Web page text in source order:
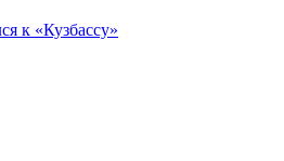
к «Кузбассу»